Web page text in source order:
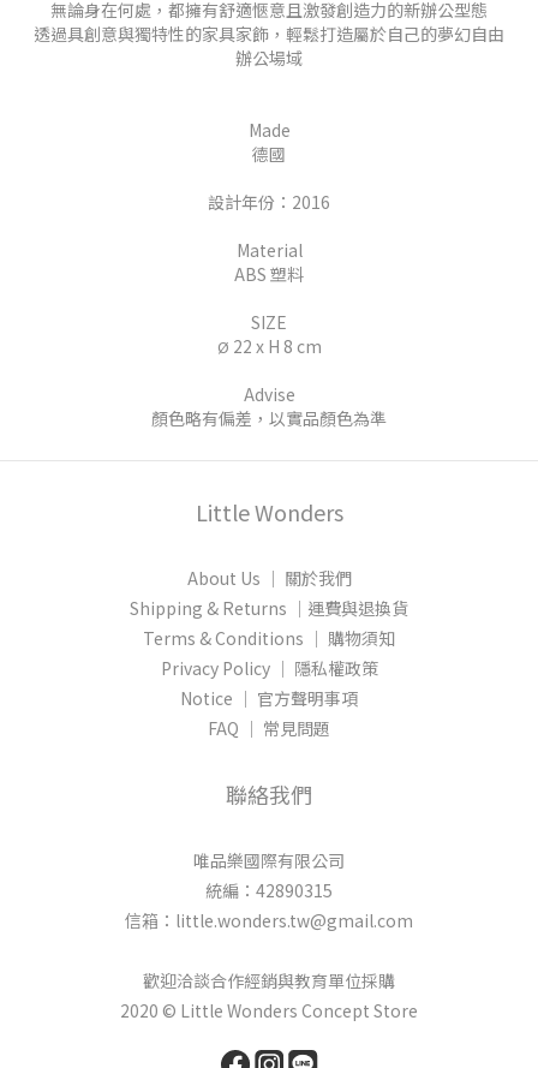
無論身在何處，都擁有舒適愜意且激發創造力的新辦公型態
透過具創意與獨特性的家具家飾，輕鬆打造屬於自己的夢幻自由
辦公場域
Made
德國
設計年份：2016
Material
ABS 塑料
SIZE
Ø 22 x H 8 cm
Advise
顏色略有偏差，以實品顏色為準
Little Wonders
About Us │ 關於我們
Shipping & Returns │運費與退換貨
Terms & Conditions │ 購物須知
Privacy Policy │ 隱私權政策
Notice │ 官方聲明事項
FAQ │ 常見問題
聯絡我們
唯品樂國際有限公司
統編：42890315
信箱：little.wonders.tw@gmail.com
歡迎洽談合作經銷與教育單位採購
2020 © Little Wonders Concept Store